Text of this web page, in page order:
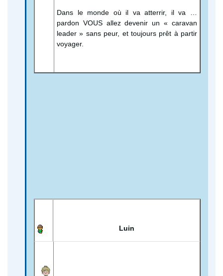
Dans le monde où il va atterrir, il va …
pardon VOUS allez devenir un « caravan
leader » sans peur, et toujours prêt à partir
voyager.
Luin